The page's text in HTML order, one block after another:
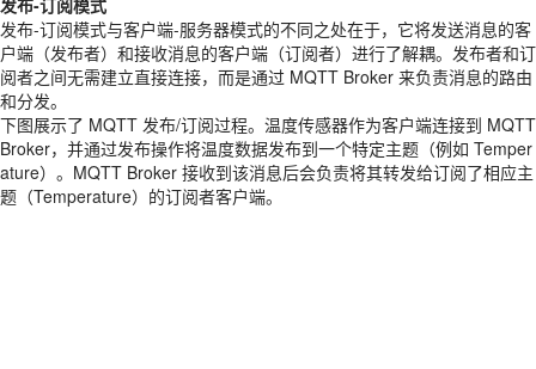
发布-订阅模式
发布-订阅模式与客户端-服务器模式的不同之处在于，它将发送消息的客
户端（发布者）和接收消息的客户端（订阅者）进行了解耦。发布者和订
阅者之间无需建立直接连接，而是通过 MQTT Broker 来负责消息的路由
和分发。
下图展示了 MQTT 发布/订阅过程。温度传感器作为客户端连接到 MQTT
Broker，并通过发布操作将温度数据发布到一个特定主题（例如 Temper
ature）。MQTT Broker 接收到该消息后会负责将其转发给订阅了相应主
题（Temperature）的订阅者客户端。